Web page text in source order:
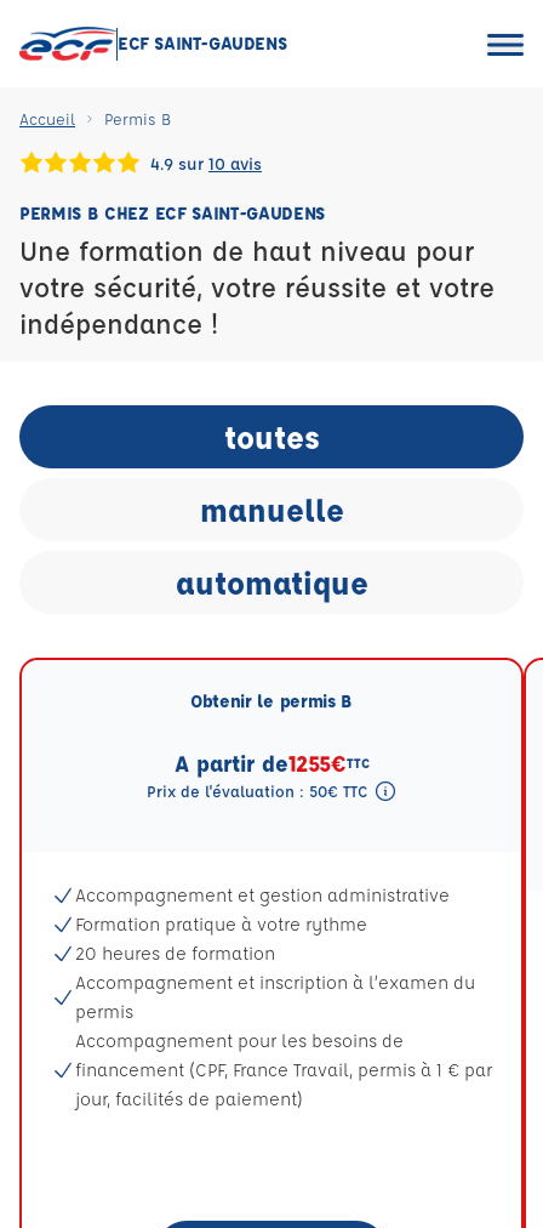
ECF SAINT-GAUDENS
Accueil Permis B
4.9 sur 10 avis
PERMIS B CHEZ ECF SAINT-GAUDENS
Une formation de haut niveau pour
votre sécurité, votre réussite et votre
indépendance !
toutes
manuelle
automatique
Obtenir le permis B
A partir de1255€TTC
Prix de l'évaluation : 50€ TTC
Accompagnement et gestion administrative
Formation pratique à votre rythme
20 heures de formation
Accompagnement et inscription à l’examen du
permis
Accompagnement pour les besoins de
financement (CPF, France Travail, permis à 1 € par
jour, facilités de paiement)